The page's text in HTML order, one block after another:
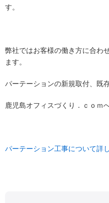
す。
弊社ではお客様の働き方に合わ
ます。
パーテーションの新規取付、既
鹿児島オフィスづくり．ｃｏｍ
パーテーション工事について詳